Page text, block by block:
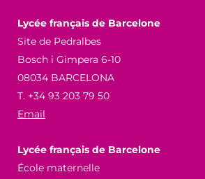
Lycée français de Barcelone
Site de Pedralbes
Bosch i Gimpera 6-10
08034 BARCELONA
T. +34 93 203 79 50
Email
Lycée français de Barcelone
École maternelle